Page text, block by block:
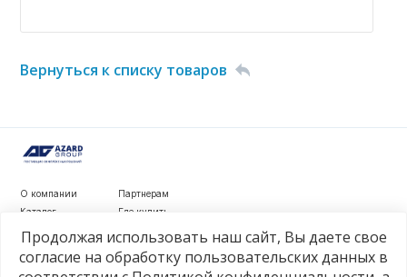
Вернуться к списку товаров
О компании
Каталог
Новости
Видеообзоры
Партнерам
Где купить
Продолжая использовать наш сайт, Вы даете свое
согласие на обработку пользовательских данных в